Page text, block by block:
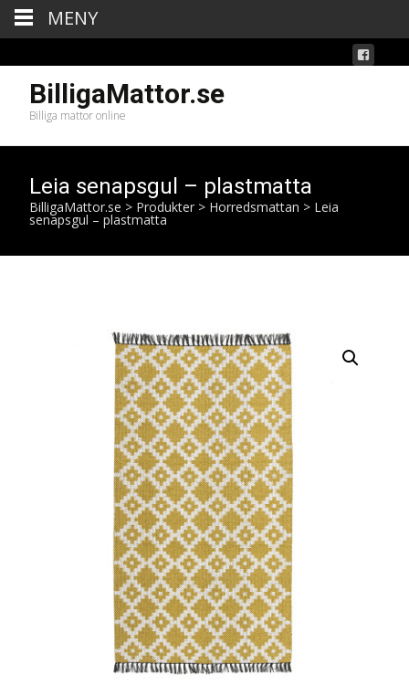
BilligaMattor.se
Billiga mattor online
Leia senapsgul – plastmatta
BilligaMattor.se > Produkter > Horredsmattan > Leia
senapsgul – plastmatta
MENY